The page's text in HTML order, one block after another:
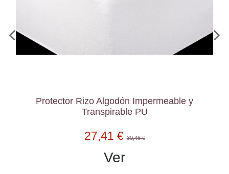
Protector Rizo Algodón Impermeable y
Transpirable PU
27,41 €30,46 €
Ver